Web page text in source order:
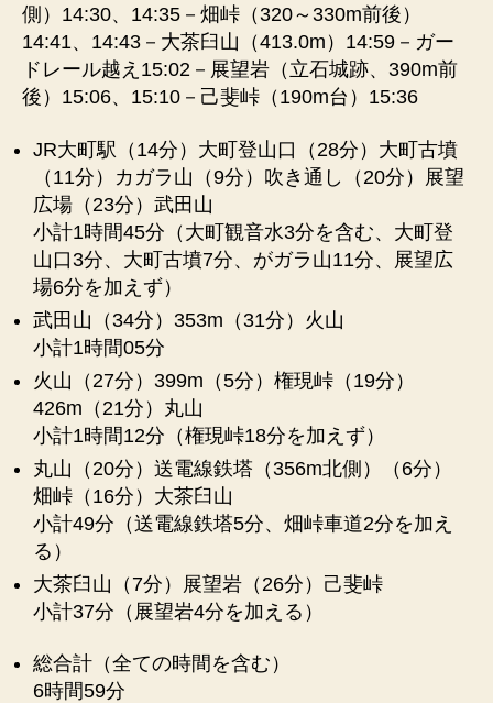
側）14:30、14:35－畑峠（320～330m前後）
14:41、14:43－大茶臼山（413.0m）14:59－ガー
ドレール越え15:02－展望岩（立石城跡、390m前
後）15:06、15:10－己斐峠（190m台）15:36
JR大町駅（14分）大町登山口（28分）大町古墳
（11分）カガラ山（9分）吹き通し（20分）展望
広場（23分）武田山
小計1時間45分（大町観音水3分を含む、大町登
山口3分、大町古墳7分、がガラ山11分、展望広
場6分を加えず）
武田山（34分）353m（31分）火山
小計1時間05分
火山（27分）399m（5分）権現峠（19分）
426m（21分）丸山
小計1時間12分（権現峠18分を加えず）
丸山（20分）送電線鉄塔（356m北側）（6分）
畑峠（16分）大茶臼山
小計49分（送電線鉄塔5分、畑峠車道2分を加え
る）
大茶臼山（7分）展望岩（26分）己斐峠
小計37分（展望岩4分を加える）
総合計（全ての時間を含む）
6時間59分